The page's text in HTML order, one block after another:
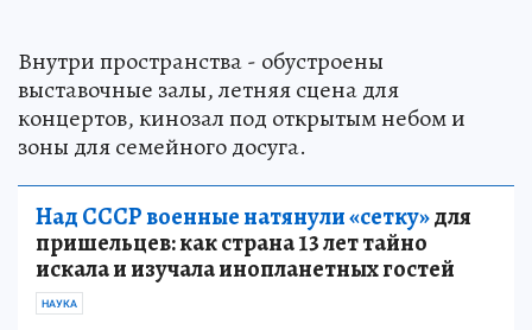
Внутри пространства - обустроены
выставочные залы, летняя сцена для
концертов, кинозал под открытым небом и
зоны для семейного досуга.
Над СССР военные натянули «сетку»для
пришельцев: как страна 13 лет тайно
искала и изучала инопланетных гостей